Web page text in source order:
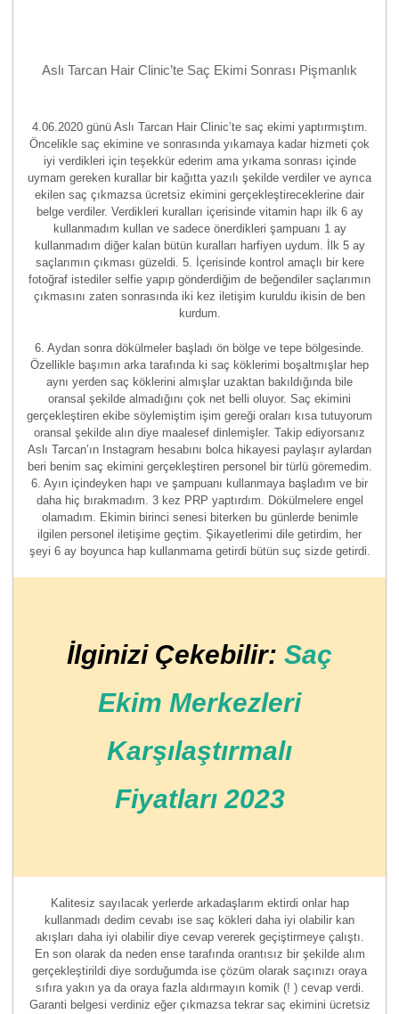
Aslı Tarcan Hair Clinic’te Saç Ekimi Sonrası Pişmanlık
4.06.2020 günü Aslı Tarcan Hair Clinic’te saç ekimi yaptırmıştım.
Öncelikle saç ekimine ve sonrasında yıkamaya kadar hizmeti çok
iyi verdikleri için teşekkür ederim ama yıkama sonrası içinde
uymam gereken kurallar bir kağıtta yazılı şekilde verdiler ve ayrıca
ekilen saç çıkmazsa ücretsiz ekimini gerçekleştireceklerine dair
belge verdiler. Verdikleri kuralları içerisinde vitamin hapı ilk 6 ay
kullanmadım kullan ve sadece önerdikleri şampuanı 1 ay
kullanmadım diğer kalan bütün kuralları harfiyen uydum. İlk 5 ay
saçlarımın çıkması güzeldi. 5. İçerisinde kontrol amaçlı bir kere
fotoğraf istediler selfie yapıp gönderdiğim de beğendiler saçlarımın
çıkmasını zaten sonrasında iki kez iletişim kuruldu ikisin de ben
kurdum.
6. Aydan sonra dökülmeler başladı ön bölge ve tepe bölgesinde.
Özellikle başımın arka tarafında ki saç köklerimi boşaltmışlar hep
aynı yerden saç köklerini almışlar uzaktan bakıldığında bile
oransal şekilde almadığını çok net belli oluyor. Saç ekimini
gerçekleştiren ekibe söylemiştim işim gereği oraları kısa tutuyorum
oransal şekilde alın diye maalesef dinlemişler. Takip ediyorsanız
Aslı Tarcan’ın Instagram hesabını bolca hikayesi paylaşır aylardan
beri benim saç ekimini gerçekleştiren personel bir türlü göremedim.
6. Ayın içindeyken hapı ve şampuanı kullanmaya başladım ve bir
daha hiç bırakmadım. 3 kez PRP yaptırdım. Dökülmelere engel
olamadım. Ekimin birinci senesi biterken bu günlerde benimle
ilgilen personel iletişime geçtim. Şikayetlerimi dile getirdim, her
şeyi 6 ay boyunca hap kullanmama getirdi bütün suç sizde getirdi.
İlginizi Çekebilir: Saç
Ekim Merkezleri
Karşılaştırmalı
Fiyatları 2023
Kalitesiz sayılacak yerlerde arkadaşlarım ektirdi onlar hap
kullanmadı dedim cevabı ise saç kökleri daha iyi olabilir kan
akışları daha iyi olabilir diye cevap vererek geçiştirmeye çalıştı.
En son olarak da neden ense tarafında orantısız bir şekilde alım
gerçekleştirildi diye sorduğumda ise çözüm olarak saçınızı oraya
sıfıra yakın ya da oraya fazla aldırmayın komik (! ) cevap verdi.
Garanti belgesi verdiniz eğer çıkmazsa tekrar saç ekimini ücretsiz